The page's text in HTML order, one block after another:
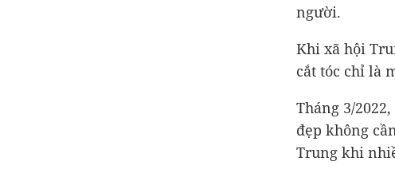
người.
Khi xã hội
cắt tóc chỉ là
Tháng 3/
đẹp không
Trung khi